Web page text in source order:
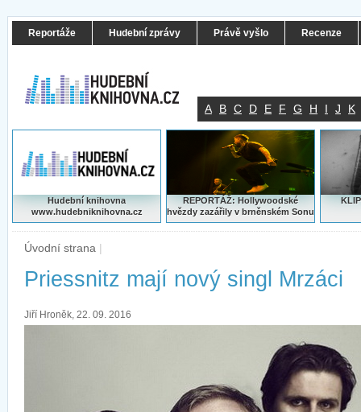
Reportáže Hudební zprávy Právě vyšlo Recenze
A B C D E F G H I J K
Hudební knihovna
www.hudebniknihovna.cz
REPORTÁŽ: Hollywoodské
hvězdy zazářily v brněnském Sonu
Úvodní strana |
Priessnitz mají nový singl Mrzáci
Jiří Hroněk, 22. 09. 2016